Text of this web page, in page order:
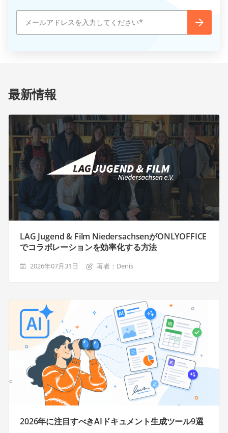
最新情報
LAG Jugend & Film NiedersachsenがONLYOFFICE
でコラボレーションを効率化する方法
2026年07月31日 著者：Denis
2026年に注目すべきAIドキュメント生成ツール9選